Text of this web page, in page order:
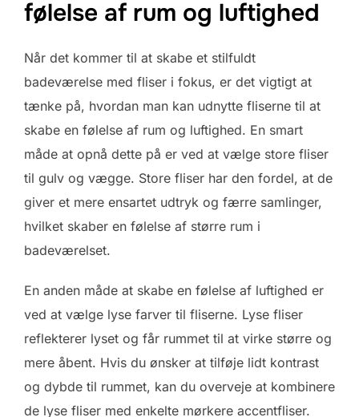
følelse af rum og luftighed
Når det kommer til at skabe et stilfuldt
badeværelse med fliser i fokus, er det vigtigt at
tænke på, hvordan man kan udnytte fliserne til at
skabe en følelse af rum og luftighed. En smart
måde at opnå dette på er ved at vælge store fliser
til gulv og vægge. Store fliser har den fordel, at de
giver et mere ensartet udtryk og færre samlinger,
hvilket skaber en følelse af større rum i
badeværelset.
En anden måde at skabe en følelse af luftighed er
ved at vælge lyse farver til fliserne. Lyse fliser
reflekterer lyset og får rummet til at virke større og
mere åbent. Hvis du ønsker at tilføje lidt kontrast
og dybde til rummet, kan du overveje at kombinere
de lyse fliser med enkelte mørkere accentfliser.